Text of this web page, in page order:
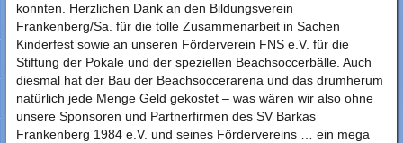
konnten. Herzlichen Dank an den Bildungsverein
Frankenberg/Sa. für die tolle Zusammenarbeit in Sachen
Kinderfest sowie an unseren Förderverein FNS e.V. für die
Stiftung der Pokale und der speziellen Beachsoccerbälle. Auch
diesmal hat der Bau der Beachsoccerarena und das drumherum
natürlich jede Menge Geld gekostet – was wären wir also ohne
unsere Sponsoren und Partnerfirmen des SV Barkas
Frankenberg 1984 e.V. und seines Fördervereins … ein mega